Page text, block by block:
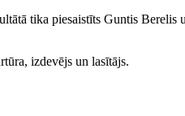
tika piesaistīts Guntis Berelis
izdevējs un lasītājs.